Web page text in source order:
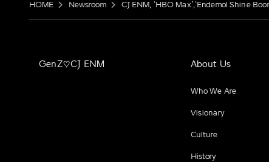
HOME Newsroom CJ ENM, ‘HBO Max’,‘Endemol Shine
GenZ♡CJ ENM About Us
Who We Are
Visionary
Culture
History